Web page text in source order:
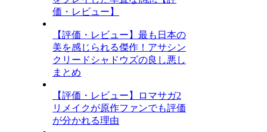
価・レビュー】
【評価・レビュー】最も日本の
美を感じられる傑作！アサシン
クリードシャドウズの良し悪し
まとめ
【評価・レビュー】ロマサガ2
リメイクが原作ファンでも評価
が分かれる理由